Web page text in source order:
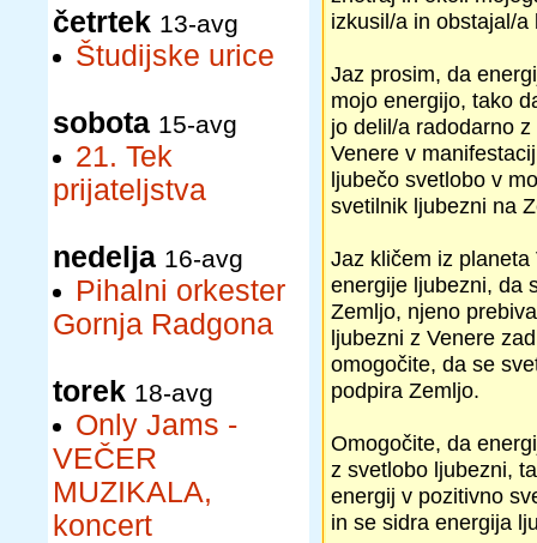
četrtek 13-avg
Študijske urice
sobota 15-avg
21. Tek
prijateljstva
nedelja 16-avg
Pihalni orkester
Gornja Radgona
torek 18-avg
Only Jams -
VEČER
MUZIKALA,
koncert
izkusil/a in obstajal/
Jaz prosim, da
mojo energijo, tako
jo delil/a radodarno
Venere v
ljubečo svetlobo v
svetilnik ljubezni na
Jaz kličem iz
energije ljubezni, da
Zemljo, njeno
ljubezni z Venere
omogočite, da se
podpira Zemljo.
Omogočite, da
z svetlobo ljubezni,
energij v pozitivno
in se sidra energija